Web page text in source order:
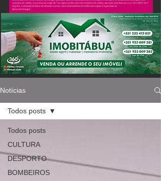
Notícias
Todos posts
CULTURA
DESPORTO
BOMBEIROS
Todos posts